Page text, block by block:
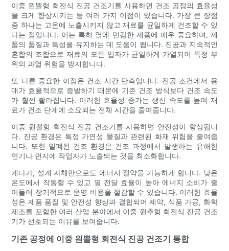
이중 원뿔형 회전식 진공 건조기를 사용하면 건조 공정의 효율성
을 크게 향상시키는 등 여러 가지 이점이 있습니다. 가장 큰 장점
중 하나는 고온에 노출시키지 않고 재료를 균일하게 건조할 수 있
다는 점입니다. 이는 특히 열에 민감한 제품에 매우 중요하며, 제
품의 품질과 특성을 유지하는 데 도움이 됩니다. 진공과 지속적인
혼합의 조합으로 재료의 모든 입자가 균일하게 가열되어 특정 부
위의 과열 위험을 방지합니다.
또 다른 중요한 이점은 건조 시간 단축입니다. 진공 조건에서 용
매가 효율적으로 증발하기 때문에 기존 건조 방식보다 건조 속도
가 훨씬 빨라집니다. 이러한 효율성 증가는 생산 속도를 높여 재
료가 건조 단계에 소요되는 전체 시간을 줄여줍니다.
이중 원뿔형 회전식 진공 건조기를 사용하면 안전성이 향상됩니
다. 진공 환경은 특정 가연성 물질과 관련된 화재 위험을 줄여줍
니다. 또한 밀폐된 건조 환경은 건조 과정에서 발생하는 유해한
연기나 먼지에 작업자가 노출되는 것을 최소화합니다.
게다가, 설계 자체만으로도 에너지 절약을 가능하게 합니다. 낮은
온도에서 작동할 수 있고 열 전달 효율이 높아 에너지 소비가 줄
어들어 장기적으로 운영 비용을 절감할 수 있습니다. 이러한 효율
성은 제품 품질 및 안전성 향상과 결합되어 제약, 식품 가공, 화학
제조를 포함한 여러 산업 분야에서 이중 원추형 회전식 진공 건조
기가 선호되는 이유를 보여줍니다.
기존 공정에 이중 원뿔형 회전식 진공 건조기 통합